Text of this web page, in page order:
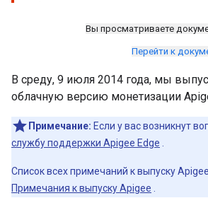
Вы просматриваете
Перейти к
В среду, 9 июля 2014 года, мы
облачную версию монетизации
Примечание: Если у вас возникнут
службу поддержки Apigee Edge
Список всех примечаний к выпуску
Примечания к выпуску Apigee